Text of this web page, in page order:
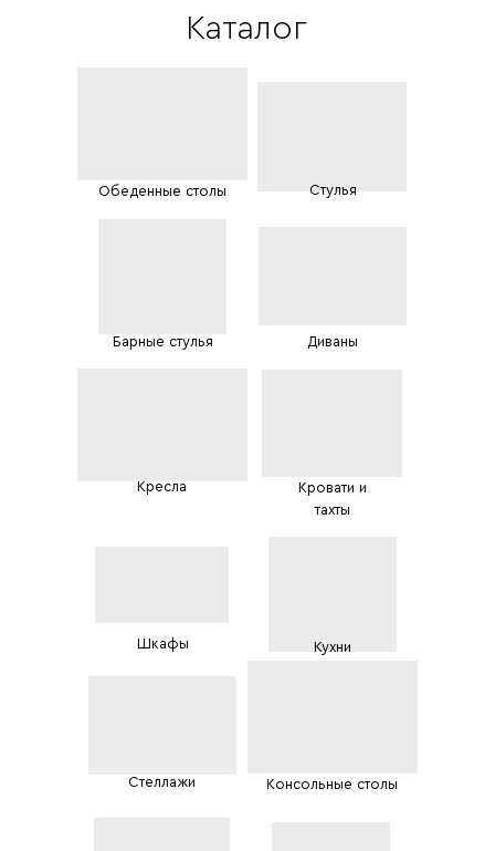
Обеденные столы Стулья
Барные стулья Диваны
Стеллажи
Кровати и
тахты
Кухни
Кресла
Консольные столы
Шкафы
Каталог